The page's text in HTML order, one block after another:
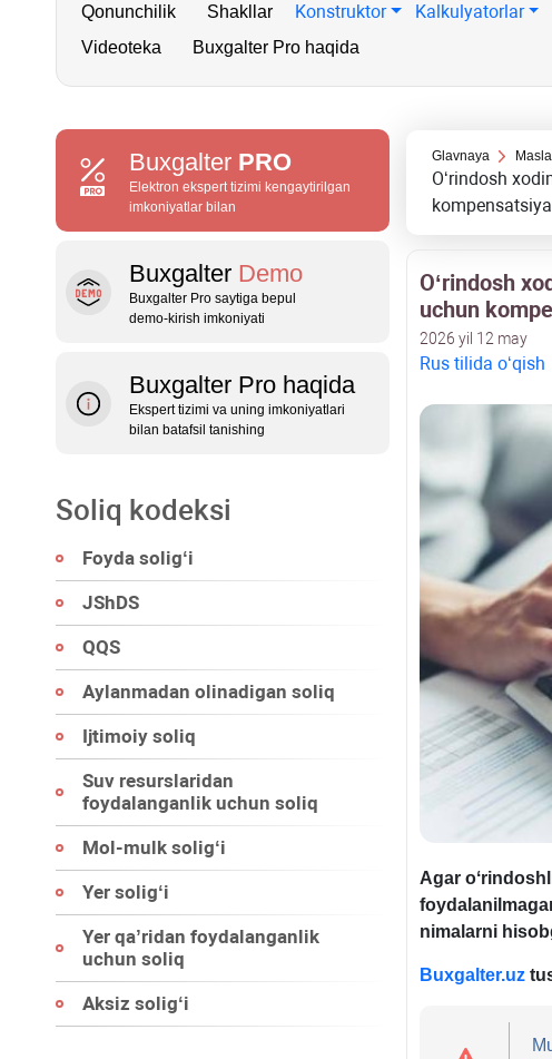
Qonunchilik
Shakllar Konstruktor Kalkulyatorlar
Videoteka Buxgalter Pro haqida
Buxgalter PRO
Elektron ekspert tizimi kengaytirilgan
imkoniyatlar bilan
Buxgalter Demo
Buxgalter Pro saytiga bepul
demo‑kirish imkoniyati
Buxgalter Pro haqida
Ekspert tizimi va uning imkoniyatlari
bilan batafsil tanishing
Soliq kodeksi
Foyda soligʻi
JShDS
QQS
Aylanmadan olinadigan soliq
Ijtimoiy soliq
Suv resurslaridan
foydalanganlik uchun soliq
Mol-mulk soligʻi
Yer soligʻi
Yer qa’ridan foydalanganlik
uchun soliq
Aksiz soligʻi
Glavnaya
Oʻrindosh
Oʻrindosh
uchun
2026 yil 12 may
Rus tilida oʻqish
Agar
nimalarni
Buxgalter.uz